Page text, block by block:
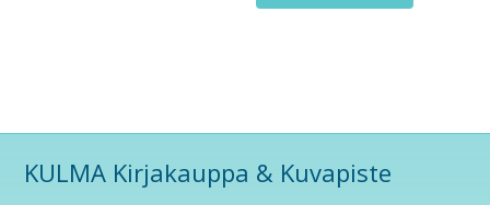
KULMA Kirjakauppa & Kuvapiste